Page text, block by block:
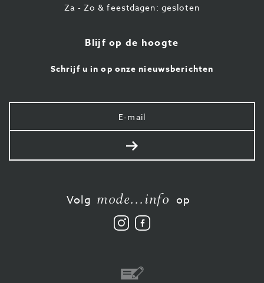
Za - Zo & feestdagen: gesloten
Blijf op de hoogte
Schrijf u in op onze nieuwsberichten
Uw
e-
mail
Verstuur
Volg mode...info op
Volg
ons
Vind
ons
Overschrijving